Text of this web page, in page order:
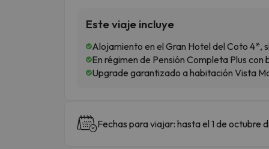
Este viaje incluye
Alojamiento en el Gran Hotel del Coto 4*,
En régimen de Pensión Completa Plus con
Upgrade garantizado a habitación Vista
Fechas para viajar: hasta el 1 de octubre